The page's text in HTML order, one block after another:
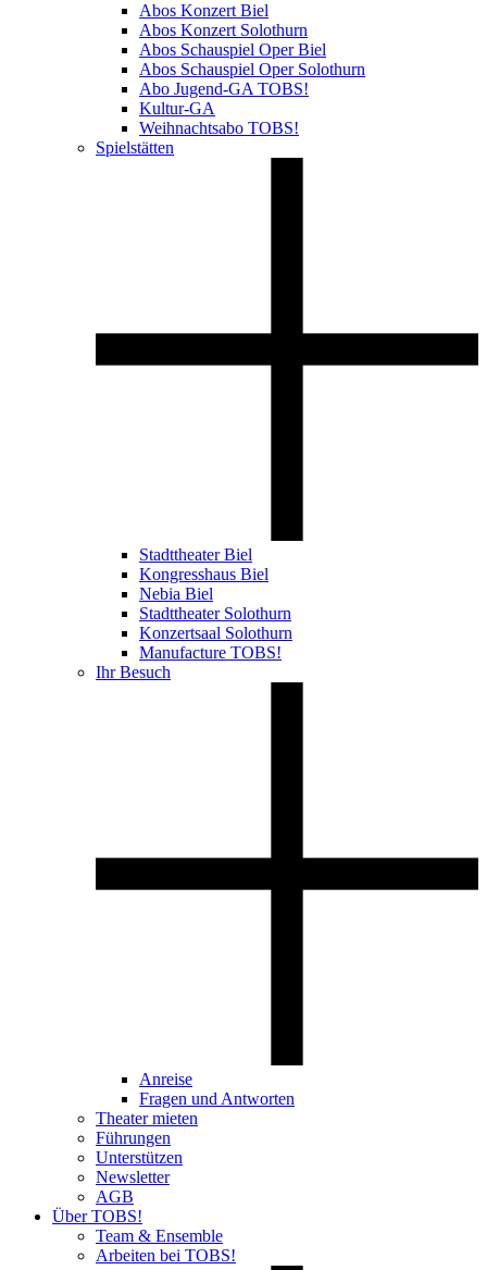
Abos Konzert Biel
Abos Konzert Solothurn
Abos Schauspiel Oper Biel
Abos Schauspiel Oper Solothurn
Abo Jugend-GA TOBS!
Kultur-GA
Weihnachtsabo TOBS!
Spielstätten
Stadttheater Biel
Kongresshaus Biel
Nebia Biel
Stadttheater Solothurn
Konzertsaal Solothurn
Manufacture TOBS!
Ihr Besuch
Anreise
Fragen und Antworten
Theater mieten
Führungen
Unterstützen
Newsletter
AGB
Über TOBS!
Team & Ensemble
Arbeiten bei TOBS!